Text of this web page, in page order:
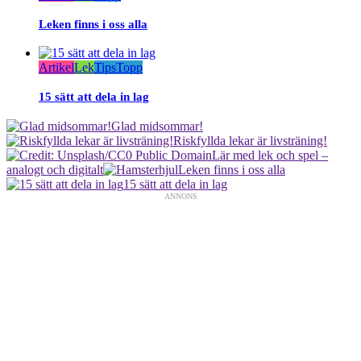
Leken finns i oss alla
ArtikelLekTipsTopp
15 sätt att dela in lag
Glad midsommar!
Riskfyllda lekar är livsträning!
Lär med lek och spel –
analogt och digitalt
Leken finns i oss alla
15 sätt att dela in lag
ANNONS